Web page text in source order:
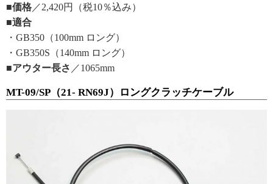
■価格 ／2,420円（税10％込み）
■適合
・GB350（100mm ロング）
・GB350S（140mm ロング）
■アウター長さ ／1065mm
MT-09/SP（21- RN69J）ロングクラッチケーブル